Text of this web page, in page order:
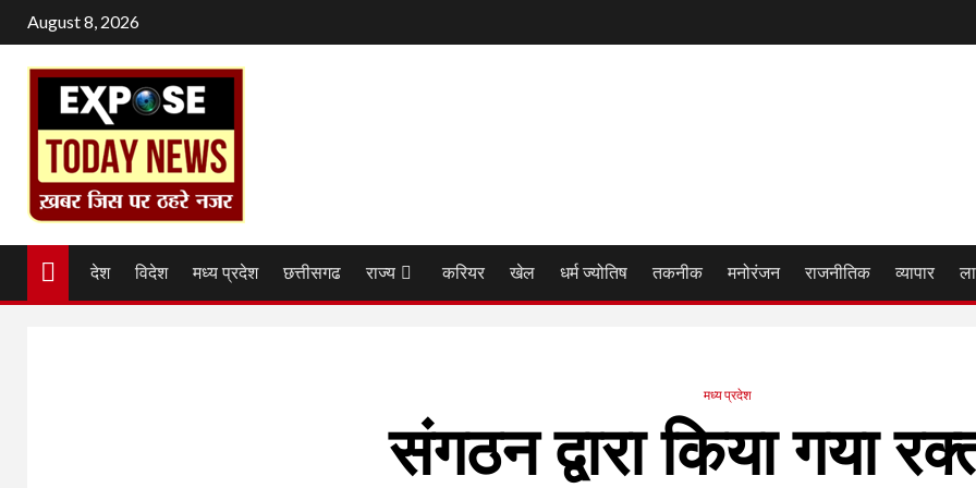
Skip
to
content
August 8, 2026
देश विदेश मध्य प्रदेश छत्तीसगढ राज्य करियर खेल धर्म ज्योतिष तकनीक मनोरंजन राजनीतिक व्यापार
मध्य प्रदेश
संगठन द्वारा किया गया